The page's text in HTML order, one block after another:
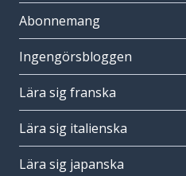
Abonnemang
Ingengörsbloggen
Lära sig franska
Lära sig italienska
Lära sig japanska